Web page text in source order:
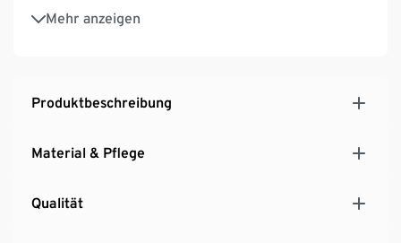
Mehr anzeigen
Bügelfrei und trocknergeeignet
Produktbeschreibung
Material & Pflege
Qualität